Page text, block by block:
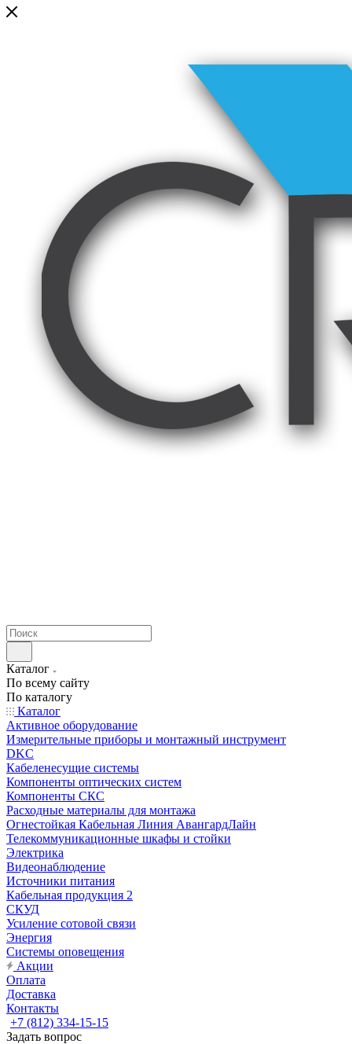
Каталог
По всему сайту
По каталогу
Каталог
Активное оборудование
Измерительные приборы и монтажный инструмент
DKC
Кабеленесущие системы
Компоненты оптических систем
Компоненты СКС
Расходные материалы для монтажа
Огнестойкая Кабельная Линия АвангардЛайн
Телекоммуникационные шкафы и стойки
Электрика
Видеонаблюдение
Источники питания
Кабельная продукция 2
СКУД
Усиление сотовой связи
Энергия
Системы оповещения
Акции
Оплата
Доставка
Контакты
+7 (812) 334-15-15
Задать вопрос